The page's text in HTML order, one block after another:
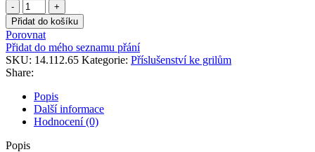
OUTDOORCHEF
SADA
NÁČINÍ
PLANCHA
množství
Přidat do košíku
Porovnat
Přidat do mého seznamu přání
SKU: 14.112.65 Kategorie: Příslušenství ke grilům
Share:
Popis
Další informace
Hodnocení (0)
Popis